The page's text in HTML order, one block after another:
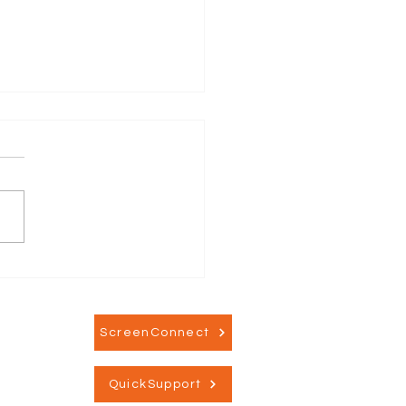
ScreenConnect
QuickSupport